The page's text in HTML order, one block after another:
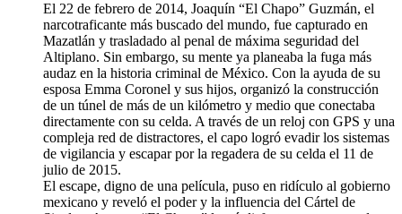
El 22 de febrero de 2014, Joaquín “El Chapo” Guzmán, el
narcotraficante más buscado del mundo, fue capturado en
Mazatlán y trasladado al penal de máxima seguridad del
Altiplano. Sin embargo, su mente ya planeaba la fuga más
audaz en la historia criminal de México. Con la ayuda de su
esposa Emma Coronel y sus hijos, organizó la construcción
de un túnel de más de un kilómetro y medio que conectaba
directamente con su celda. A través de un reloj con GPS y una
compleja red de distractores, el capo logró evadir los sistemas
de vigilancia y escapar por la regadera de su celda el 11 de
julio de 2015.
El escape, digno de una película, puso en ridículo al gobierno
mexicano y reveló el poder y la influencia del Cártel de